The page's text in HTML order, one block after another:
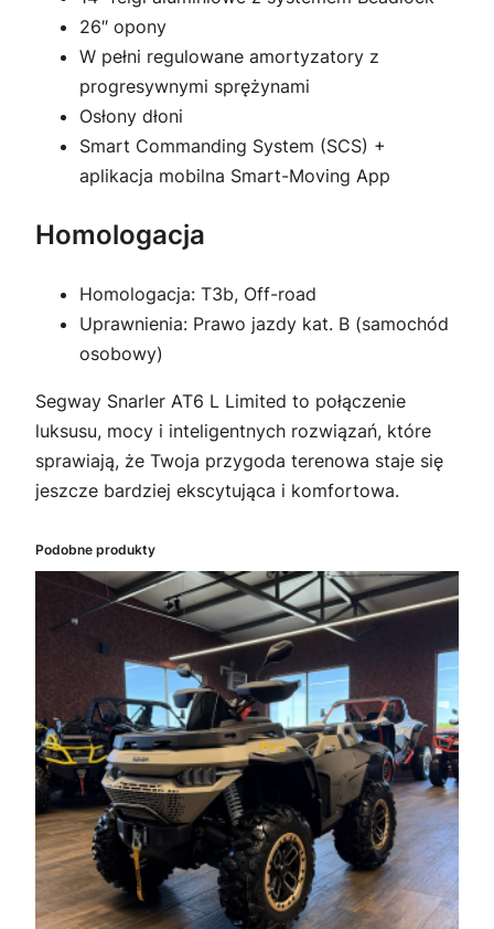
26″ opony
W pełni regulowane amortyzatory z
progresywnymi sprężynami
Osłony dłoni
Smart Commanding System (SCS) +
aplikacja mobilna Smart-Moving App
Homologacja
Homologacja: T3b, Off-road
Uprawnienia: Prawo jazdy kat. B (samochód
osobowy)
Segway Snarler AT6 L Limited to połączenie
luksusu, mocy i inteligentnych rozwiązań, które
sprawiają, że Twoja przygoda terenowa staje się
jeszcze bardziej ekscytująca i komfortowa.
Podobne produkty